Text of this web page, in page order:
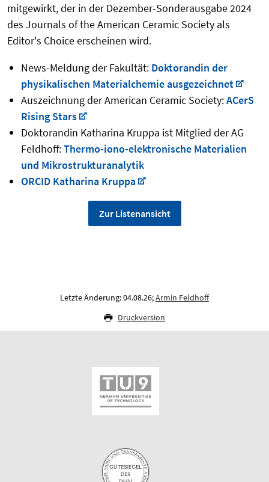
mitgewirkt, der in der Dezember-Sonderausgabe 2024
des Journals of the American Ceramic Society als
Editor's Choice erscheinen wird.
News-Meldung der Fakultät: Doktorandin der
physikalischen Materialchemie ausgezeichnet
Auszeichnung der American Ceramic Society:ACerS
Rising Stars
Doktorandin Katharina Kruppa ist Mitglied der AG
Feldhoff:Thermo-iono-elektronische Materialien
und Mikrostrukturanalytik
ORCID Katharina Kruppa
Zur Listenansicht
Letzte Änderung: 04.08.26;Armin Feldhoff
Druckversion